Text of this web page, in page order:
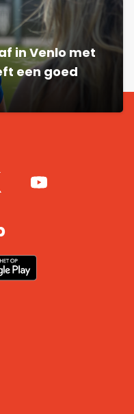
in Venlo met
een goed